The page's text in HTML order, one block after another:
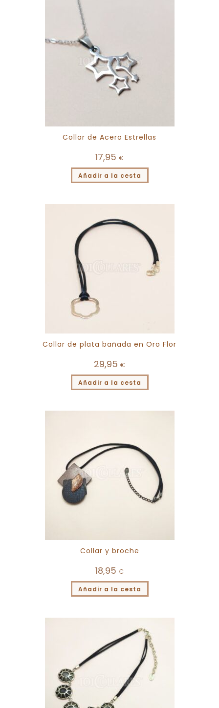
Collar de Acero Estrellas
17,95 €
Añadir a la cesta
Collar de plata bañada en Oro Flor
29,95 €
Añadir a la cesta
Collar y broche
18,95 €
Añadir a la cesta